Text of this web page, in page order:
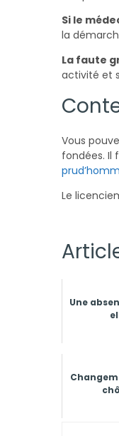
Si le
la
La faute
activité et
Vous
fondées. Il
Le
Une